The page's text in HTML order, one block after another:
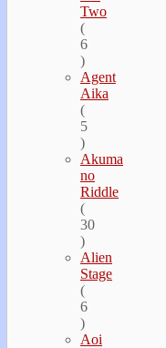
Two
(
6
)
Agent
Aika
(
5
)
Akuma
no
Riddle
(
30
)
Alien
Stage
(
6
)
Aoi